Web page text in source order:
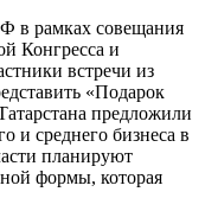
в рамках совещания
Конгресса и
встречи из
«Подарок
предложили
и среднего бизнеса в
планируют
формы, которая